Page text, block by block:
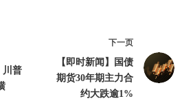
川普
下一页
【即时新闻】国债
期货30年期主力合
约大跌逾1%